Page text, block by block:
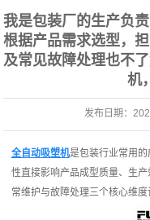
机用于食品包装生产，但不清
型，担心设备与生产不匹配
规范、日常维护要点及常见
响生产效率和作业安全，想
塑机，以及操作和维护过程
我是包装厂的生产负
根据产品需求选型，
及常见故障处理也不
机
发布日期：
全自动吸塑机是包装行业常用
性直接影响产品成型质量、生
常维护与故障处理三个核心维度